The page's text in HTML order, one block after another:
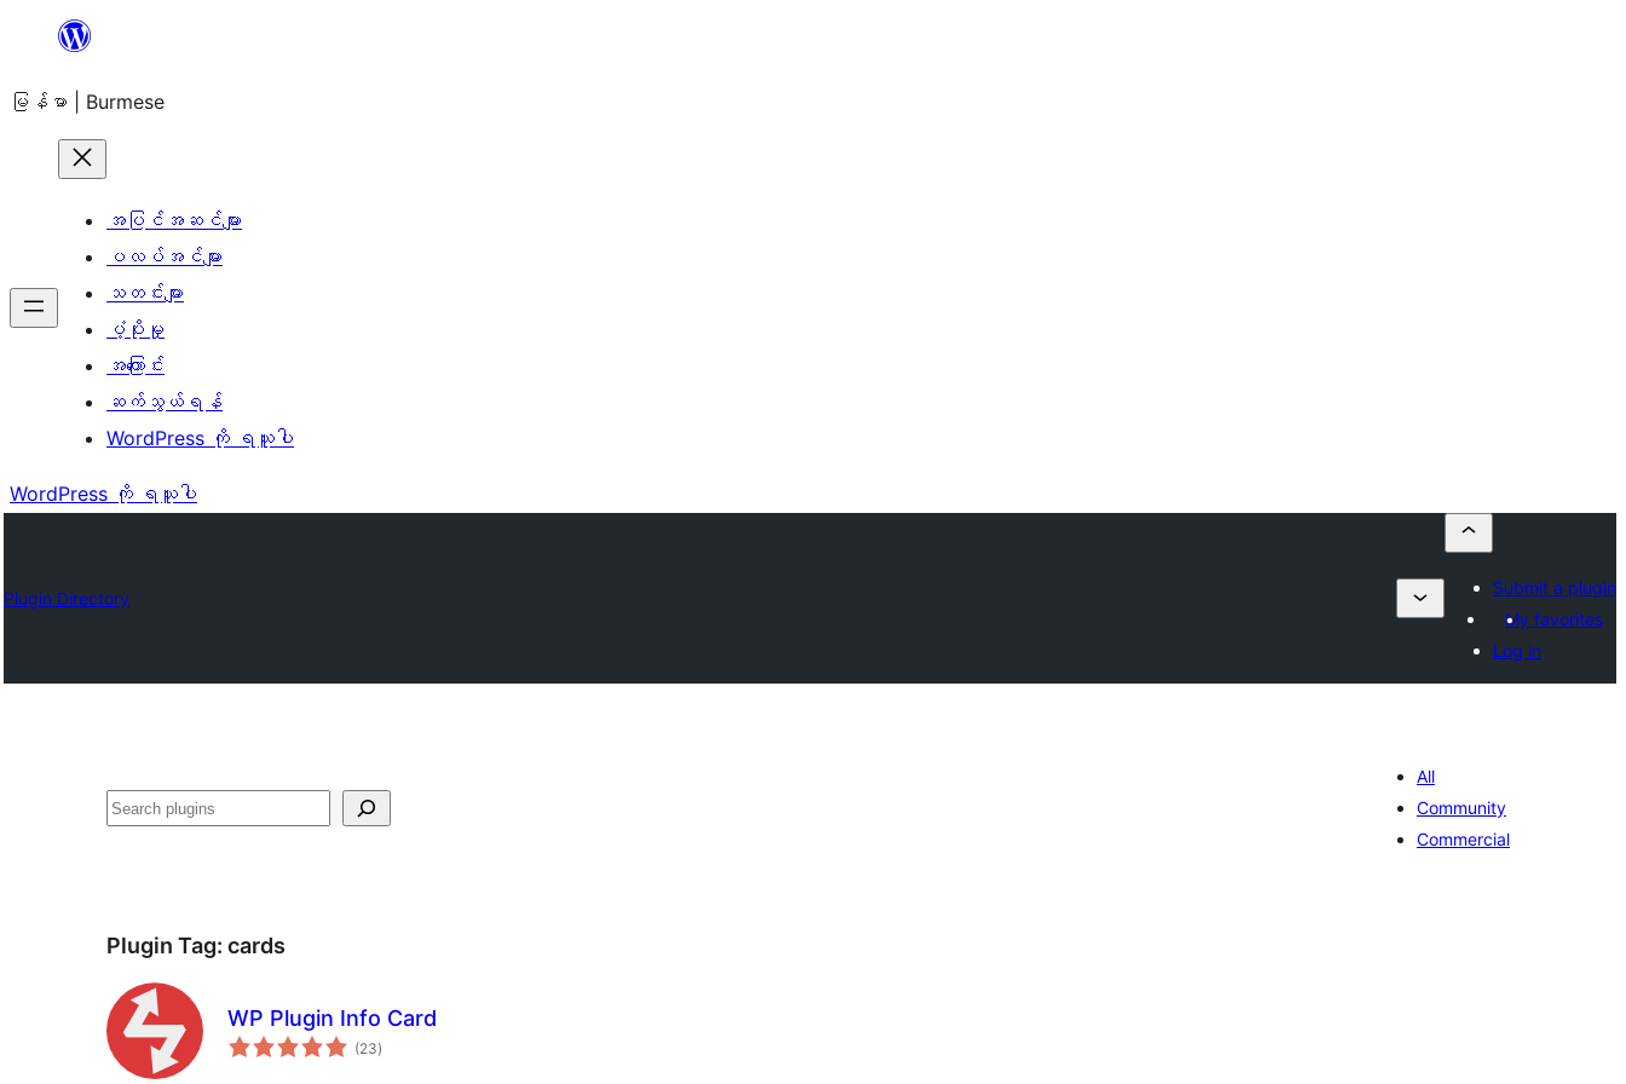
အကြောင်းအရာ
ကျော်သွား
မြန်မာ | Burmese
အပြင်အဆင်များ
ပလပ်အင်များ
သတင်းများ
ပံ့ပိုးမှု
အကြောင်း
ဆက်သွယ်ရန်
WordPress ကို ရယူပါ
WordPress ကို ရယူပါ
Plugin Directory
Submit a plugin
My favorites
Log in
ရှာ
All
Community
Commercial
Plugin Tag: cards
WP Plugin Info Card
(23total
ratings
)